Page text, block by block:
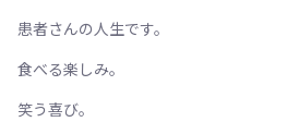
患者さんの人生です。
食べる楽しみ。
笑う喜び。